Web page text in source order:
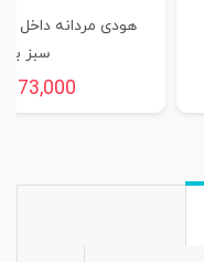
هودی مردانه داخل
سبز
673,000